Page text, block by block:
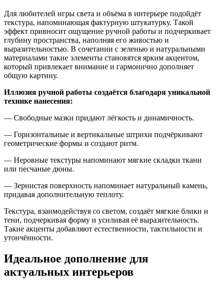
Для любителей игры света и объёма в интерьере подойдёт
текстура, напоминающая фактурную штукатурку. Такой
эффект привносит ощущение ручной работы и подчеркивает
глубину пространства, наполняя его живостью и
выразительностью. В сочетании с зеленью и натуральными
материалами такие элементы становятся ярким акцентом,
который привлекает внимание и гармонично дополняет
общую картину.
Иллюзия ручной работы создаётся благодаря уникальной
технике нанесения:
— Свободные мазки придают лёгкость и динамичность.
— Горизонтальные и вертикальные штрихи подчёркивают
геометрические формы и создают ритм.
— Неровные текстуры напоминают мягкие складки ткани
или песчаные дюны.
— Зернистая поверхность напоминает натуральный камень,
придавая дополнительную теплоту.
Текстура, взаимодействуя со светом, создаёт мягкие блики и
тени, подчеркивая форму и усиливая её выразительность.
Такие акценты добавляют естественности, тактильности и
утончённости.
Идеальное дополнение для
актуальных интерьеров